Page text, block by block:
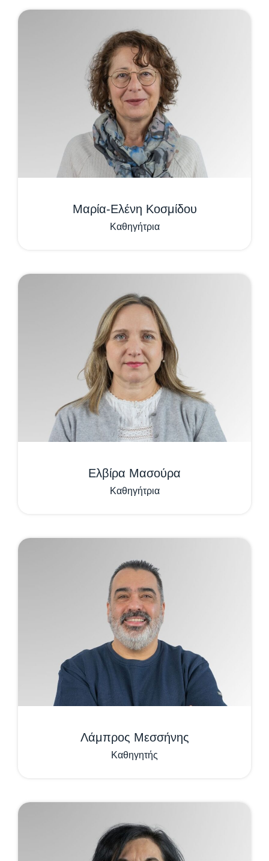
Μαρία-Ελένη Κοσμίδου
Καθηγήτρια
Ελβίρα Μασούρα
Καθηγήτρια
Λάμπρος Μεσσήνης
Καθηγητής